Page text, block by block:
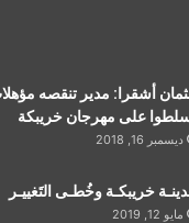
أشقرا: مدير تنقصه
على مهرجان خريبكة
ديسمبر 16, 2018
خريبكـة وخُطـى التَغييـر
مايو 12, 2019